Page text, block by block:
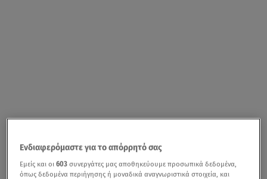
Ενδιαφερόμαστε για το απόρρητό σας
Εμείς και οι603 συνεργάτες μας αποθηκεύουμε προσωπικά δεδομένα,
όπως δεδομένα περιήγησης ή μοναδικά αναγνωριστικά στοιχεία, και